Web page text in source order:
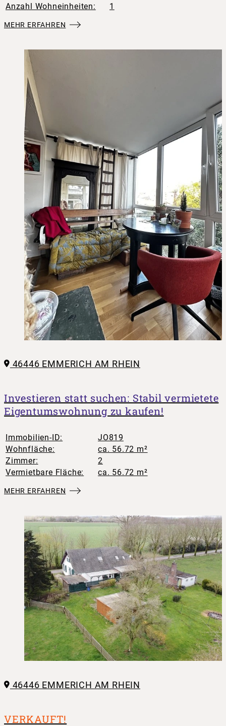
Anzahl Wohneinheiten:
1
MEHR ERFAHREN
46446 EMMERICH AM RHEIN
Investieren statt suchen: Stabil vermietete
Eigentumswohnung zu kaufen!
Immobilien-ID:
JO819
Wohnfläche:
ca. 56.72 m²
Zimmer:
2
Vermietbare Fläche:
ca. 56.72 m²
MEHR ERFAHREN
46446 EMMERICH AM RHEIN
VERKAUFT!